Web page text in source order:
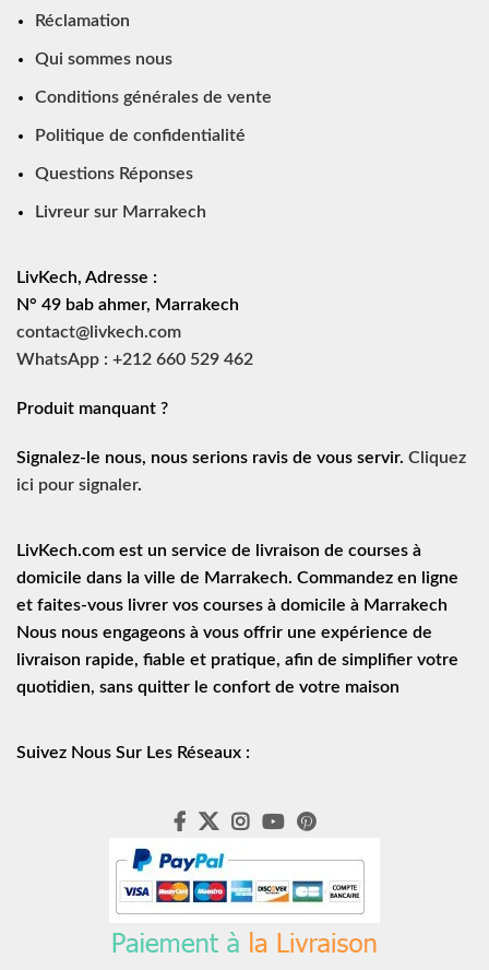
Réclamation
Qui sommes nous
Conditions générales de vente
Politique de confidentialité
Questions Réponses
Livreur sur Marrakech
LivKech, Adresse :
N° 49 bab ahmer, Marrakech
contact@livkech.com
WhatsApp : +212 660 529 462
Produit manquant ?
Signalez-le nous, nous serions ravis de vous servir. Cliquez
ici pour signaler.
LivKech.com est un service de
livraison de courses à
domicile dans la ville de Marrakech. Commandez en ligne
et faites-vous livrer vos courses à domicile à Marrakech
Nous nous engageons à vous offrir une expérience de
livraison rapide, fiable et pratique, afin de simplifier votre
quotidien, sans quitter le confort de votre maison
Suivez Nous Sur Les Réseaux :